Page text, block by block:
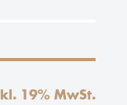
19% MwSt.